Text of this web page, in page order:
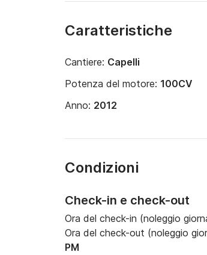
Caratteristiche
Cantiere: Capelli
Potenza del motore: 100CV
Anno: 2012
Condizioni
Check-in e check-out
Ora del check-in (noleggio
Ora del check-out (noleggio
PM